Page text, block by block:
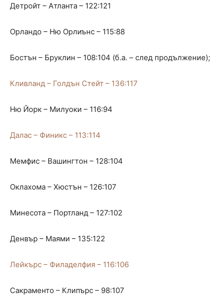
Детройт – Атланта – 122:121
Орландо – Ню Орлиънс – 115:88
Бостън – Бруклин – 108:104 (б.а. – след продължение);
Кливланд – Голдън Стейт – 136:117
Ню Йорк – Милуоки – 116:94
Далас – Финикс – 113:114
Мемфис – Вашингтон – 128:104
Оклахома – Хюстън – 126:107
Минесота – Портланд – 127:102
Денвър – Маями – 135:122
Лейкърс – Филаделфия – 116:106
Сакраменто – Клипърс – 98:107